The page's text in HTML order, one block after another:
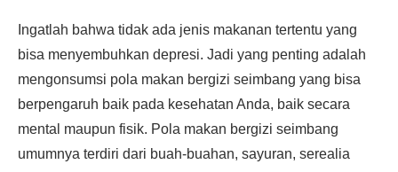
Ingatlah bahwa tidak ada jenis makanan tertentu yang
bisa menyembuhkan depresi. Jadi yang penting adalah
mengonsumsi pola makan bergizi seimbang yang bisa
berpengaruh baik pada kesehatan Anda, baik secara
mental maupun fisik. Pola makan bergizi seimbang
umumnya terdiri dari buah-buahan, sayuran, serealia